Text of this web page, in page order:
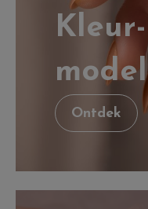
Ontdek